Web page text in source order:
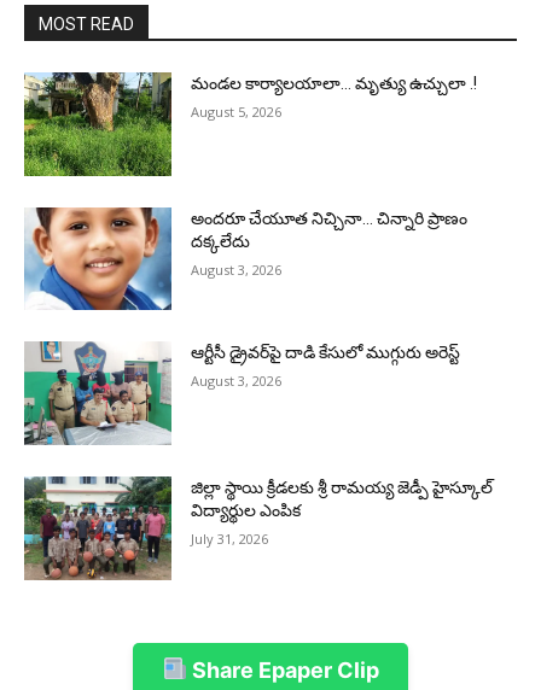
MOST READ
మండల కార్యాలయాలా… మృత్యు ఉచ్చులా .!
August 5, 2026
అందరూ చేయూత నిచ్చినా… చిన్నారి ప్రాణం
దక్కలేదు
August 3, 2026
ఆర్టీసీ డ్రైవర్‌పై దాడి కేసులో ముగ్గురు అరెస్ట్
August 3, 2026
జిల్లా స్థాయి క్రీడలకు శ్రీ రామయ్య జెడ్పీ హైస్కూల్
విద్యార్థుల ఎంపిక
July 31, 2026
Share Epaper Clip